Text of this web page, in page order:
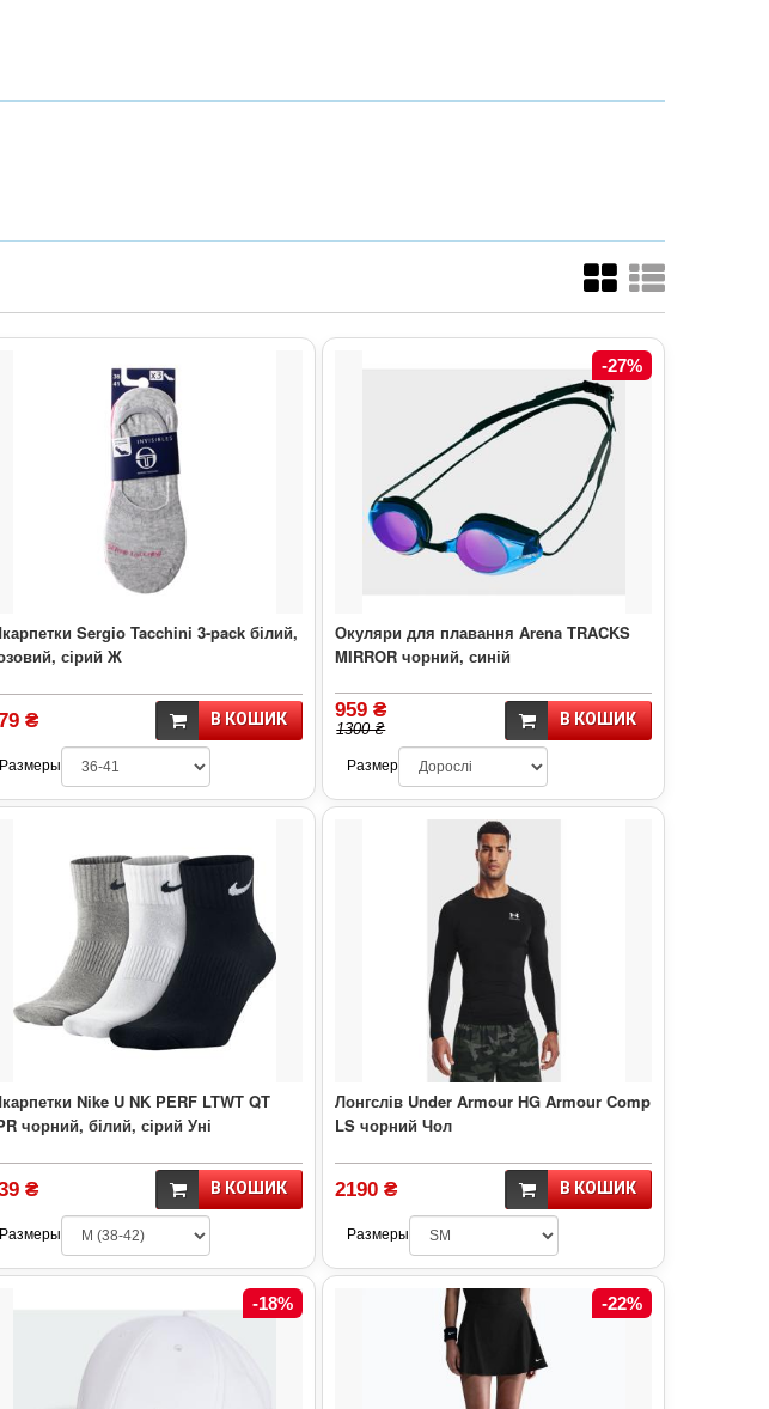
Sergio Tacchini 3-pack білий,
сірий Ж
₴ В КОШИК
Размеры
-27%
Окуляри для плавання Arena TRACKS
MIRROR чорний, синій
959 ₴
1300 ₴
В КОШИК
Размер
Nike U NK PERF LTWT QT
чорний, білий, сірий Уні
₴ В КОШИК
Размеры
Лонгслів Under Armour HG Armour Comp
LS чорний Чол
2190 ₴ В КОШИК
Размеры
-18% -22%